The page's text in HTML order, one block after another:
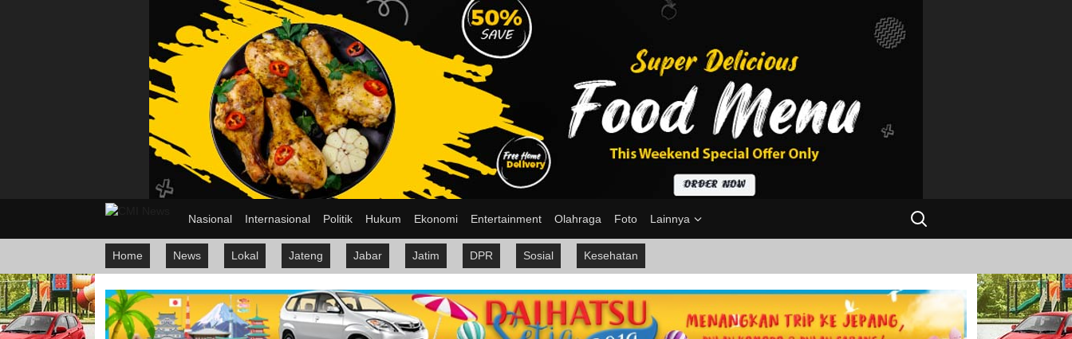
Nasional Internasional Politik Hukum Ekonomi Entertainment Olahraga Foto Lainnya
Home News Lokal Jateng Jabar Jatim DPR Sosial Kesehatan